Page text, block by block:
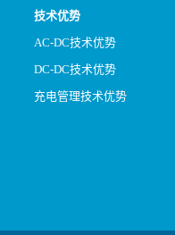
技术优势
AC-DC技术优势
DC-DC技术优势
充电管理技术优势